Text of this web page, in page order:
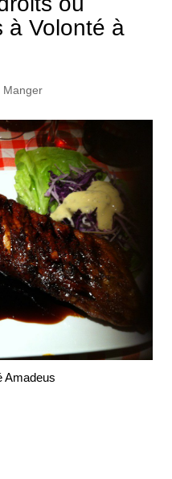
à Volonté à
Manger
Amadeus